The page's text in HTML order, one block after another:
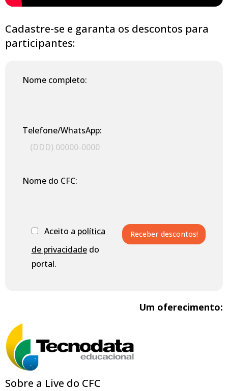
Cadastre-se e garanta os descontos para
participantes:
Nome completo:
Telefone/WhatsApp:
Nome do CFC:
Aceito a política
de privacidadedo
portal.
Um oferecimento:
Sobre a Live do CFC